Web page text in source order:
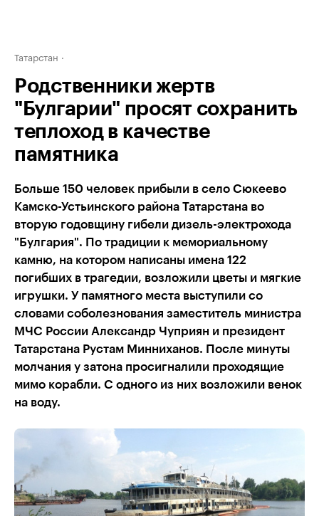
Татарстан
Родственники жертв
"Булгарии" просят сохранить
теплоход в качестве
памятника
Больше 150 человек прибыли в село Сюкеево
Камско-Устьинского района Татарстана во
вторую годовщину гибели дизель-электрохода
"Булгария". По традиции к мемориальному
камню, на котором написаны имена 122
погибших в трагедии, возложили цветы и мягкие
игрушки. У памятного места выступили со
словами соболезнования заместитель министра
МЧС России Александр Чуприян и президент
Татарстана Рустам Минниханов. После минуты
молчания у затона просигналили проходящие
мимо корабли. С одного из них возложили венок
на воду.